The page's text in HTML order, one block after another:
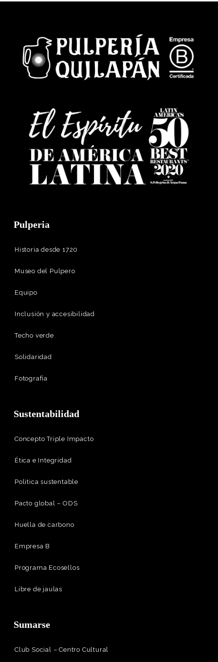
Pulperia
Historia desde 1720
Museo del Pulpero
Equipo
Inclusión y accesibilidad
Techo verde
Solidaridad
Fotografía
Sustentabilidad
Concepto Triple Impacto
Ética e Integridad
Politica sustentable
Pacto global – ODS
Huella de carbono
Empresa B
Programa Ecosellos
Libre de jaulas
Sumarse
Club Social – Centro Cultural